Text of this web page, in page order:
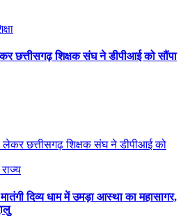
छत्तीसगढ़ शिक्षक संघ ने डीपीआई को सौंपा
राज्य
मातंगी दिव्य धाम में उमड़ा आस्था का महासागर,